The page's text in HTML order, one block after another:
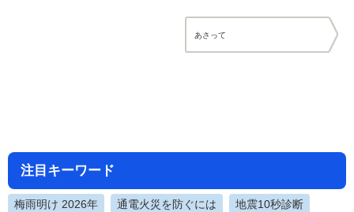
あさって
注目キーワード
梅雨明け 2026年 通電火災を防ぐには 地震10秒診断